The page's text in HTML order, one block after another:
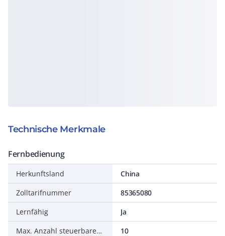
Technische Merkmale
Fernbedienung
Herkunftsland
China
Zolltarifnummer
85365080
Lernfähig
Ja
Max. Anzahl steuerbarer Geräte
10